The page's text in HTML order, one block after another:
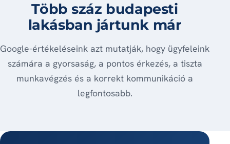
Több száz budapesti
lakásban jártunk már
Google-értékeléseink azt mutatják, hogy ügyfeleink
számára a gyorsaság, a pontos érkezés, a tiszta
munkavégzés és a korrekt kommunikáció a
legfontosabb.